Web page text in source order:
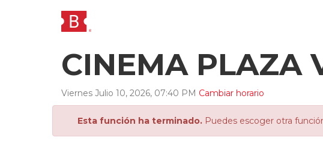
CINEMA PLAZA
Viernes Julio 10, 2026, 07:40 PM Cambiar horario
Esta función ha terminado. Puedes escoger otra